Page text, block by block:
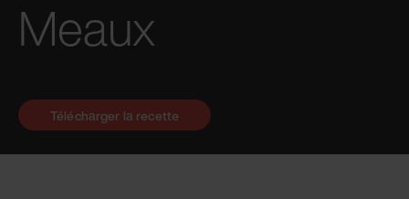
Meaux
Télécharger la recette